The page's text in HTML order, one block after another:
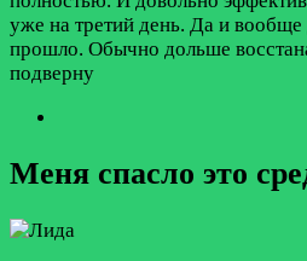
уже на третий день. Да и вообще
прошло. Обычно дольше
подверну
Меня спасло это